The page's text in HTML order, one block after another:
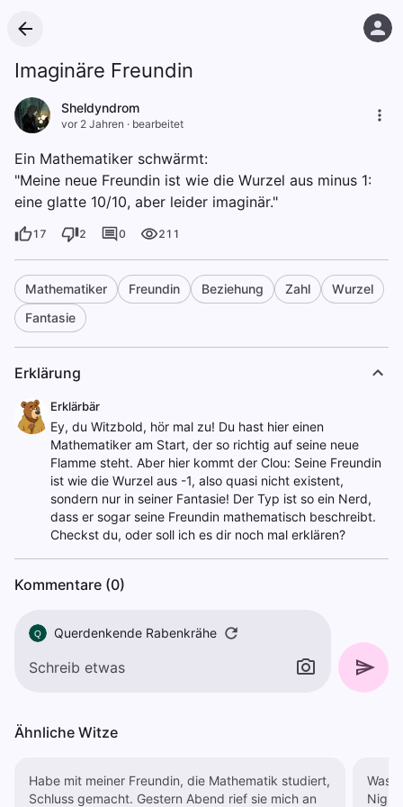
Imaginäre Freundin
Sheldyndrom
vor 2 Jahren · bearbeitet
Ein Mathematiker schwärmt:
"Meine neue Freundin ist wie die Wurzel aus minus 1:
eine glatte 10/10, aber leider imaginär."
17 2 0 211
Mathematiker Freundin Beziehung Zahl
Wurzel
Fantasie
Erklärung
Erklärbär
Ey, du Witzbold, hör mal zu! Du hast hier einen
Mathematiker am Start, der so richtig auf seine neue
Flamme steht. Aber hier kommt der Clou: Seine Freundin
ist wie die Wurzel aus -1, also quasi nicht existent,
sondern nur in seiner Fantasie! Der Typ ist so ein Nerd,
dass er sogar seine Freundin mathematisch beschreibt.
Checkst du, oder soll ich es dir noch mal erklären?
Kommentare (0)
Q Querdenkende Rabenkrähe
Ähnliche Witze
Habe mit meiner Freundin, die Mathematik studiert,
Schluss gemacht. Gestern Abend rief sie mich an
Was
Night-Stand? Er